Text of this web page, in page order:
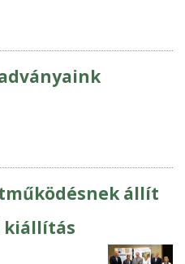
állít
kiállítás